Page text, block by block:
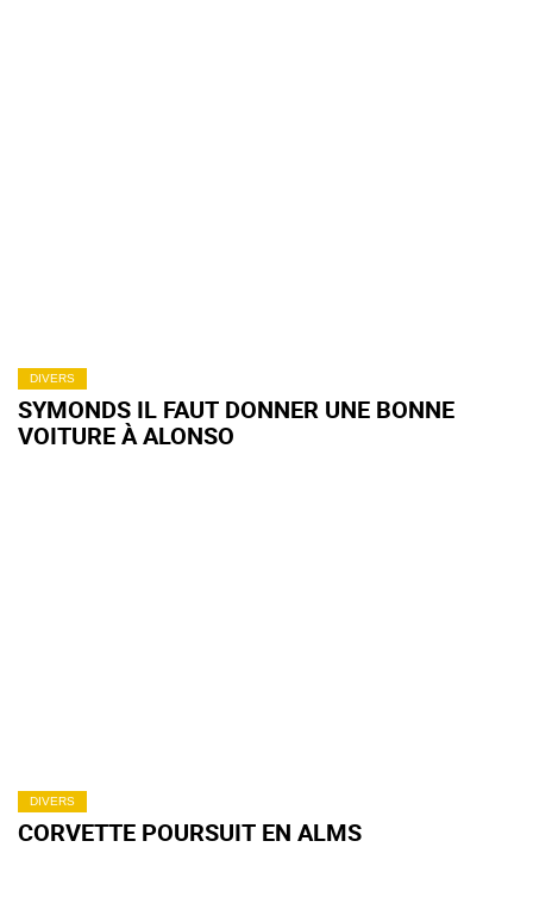
DIVERS
SYMONDS IL FAUT DONNER UNE BONNE
VOITURE À ALONSO
DIVERS
CORVETTE POURSUIT EN ALMS